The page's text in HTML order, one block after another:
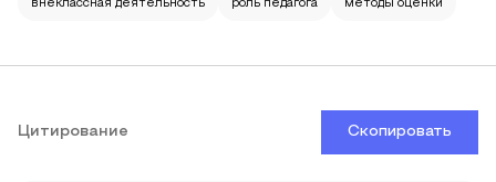
внеклассная деятельность роль педагога методы оценки
Цитирование Скопировать